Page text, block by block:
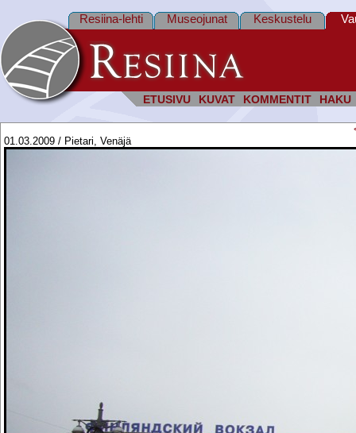
ETUSIVU KUVAT KOMMENTIT HAKU
Resiina-lehti Museojunat Keskustelu
01.03.2009 / Pietari, Venäjä